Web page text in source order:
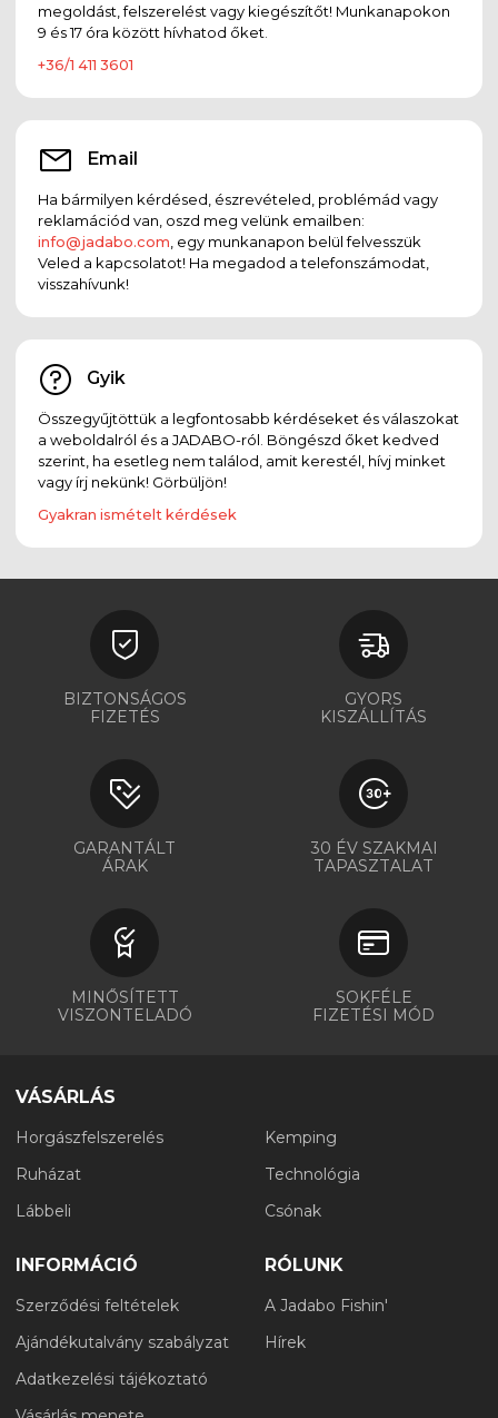
megoldást, felszerelést vagy kiegészítőt! Munkanapokon
9 és 17 óra között hívhatod őket.
+36/1 411 3601
Email
Ha bármilyen kérdésed, észrevételed, problémád vagy
reklamációd van, oszd meg velünk emailben:
info@jadabo.com , egy munkanapon belül felvesszük
Veled a kapcsolatot! Ha megadod a telefonszámodat,
visszahívunk!
Gyik
Összegyűjtöttük a legfontosabb kérdéseket és válaszokat
a weboldalról és a JADABO-ról. Böngészd őket kedved
szerint, ha esetleg nem találod, amit kerestél, hívj minket
vagy írj nekünk! Görbüljön!
Gyakran ismételt kérdések
BIZTONSÁGOS
FIZETÉS
GYORS
KISZÁLLÍTÁS
GARANTÁLT
ÁRAK
30 ÉV SZAKMAI
TAPASZTALAT
MINŐSÍTETT
VISZONTELADÓ
SOKFÉLE
FIZETÉSI MÓD
VÁSÁRLÁS
Horgászfelszerelés
Ruházat
Lábbeli
Kemping
Technológia
Csónak
INFORMÁCIÓ
Szerződési feltételek
Ajándékutalvány szabályzat
Adatkezelési tájékoztató
RÓLUNK
A Jadabo Fishin'
Hírek